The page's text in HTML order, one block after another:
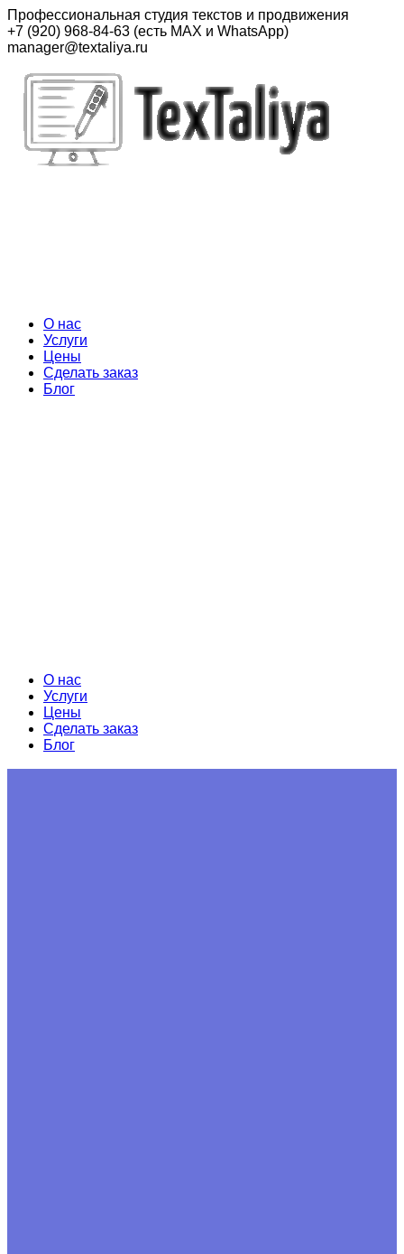
Перейти
к
контенту
Профессиональная студия текстов и продвижения
+7 (920) 968-84-63 (есть MAX и WhatsApp)
manager@textaliya.ru
О нас
Услуги
Цены
Сделать заказ
Блог
О нас
Услуги
Цены
Сделать заказ
Блог